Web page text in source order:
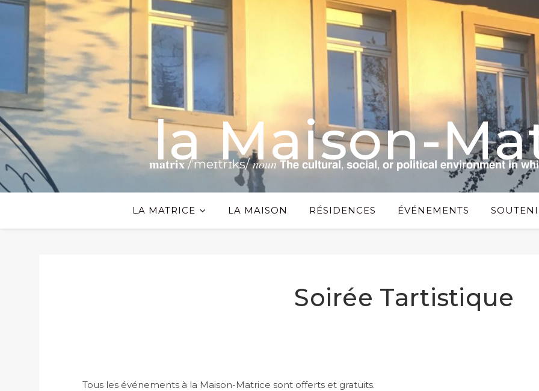
la Maison-
𝐦𝐚𝐭𝐫𝐢𝐱 /ˈmeɪtrɪks/ 𝑛𝑜𝑢𝑛 𝗧𝗵𝗲 𝗰𝘂𝗹𝘁𝘂𝗿𝗮𝗹, 𝘀𝗼𝗰𝗶𝗮𝗹, 𝗼𝗿 𝗽𝗼𝗹𝗶𝘁𝗶𝗰𝗮𝗹 𝗲𝗻𝘃𝗶𝗿𝗼𝗻𝗺𝗲𝗻𝘁 𝗶𝗻
LA MATRICE LA MAISON RÉSIDENCES ÉVÉNEMENTS
Soirée Tartistique
Tous les événements à la Maison-Matrice sont offerts et gratuits.